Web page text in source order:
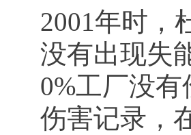
2001年时，
没有出现失
0%工厂没
伤害记录，